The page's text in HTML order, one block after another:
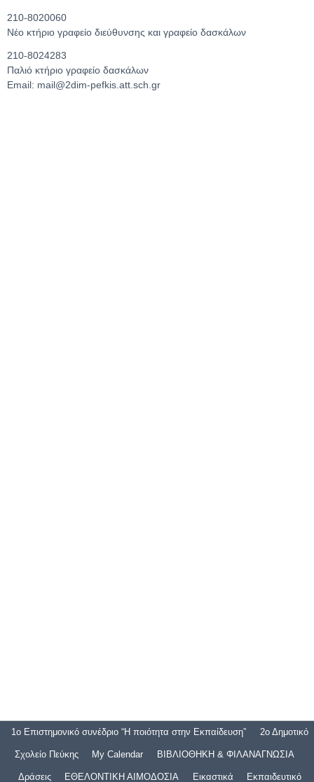
210-8020060
Νέο κτήριο γραφείο διεύθυνσης και γραφείο δασκάλων
210-8024283
Παλιό κτήριο γραφείο δασκάλων
Email: mail@2dim-pefkis.att.sch.gr
1ο Επιστημονικό συνέδριο “Η ποιότητα στην Εκπαίδευση” 2ο Δημοτικό
Σχολείο Πεύκης My Calendar ΒΙΒΛΙΟΘΗΚΗ & ΦΙΛΑΝΑΓΝΩΣΙΑ
Δράσεις ΕΘΕΛΟΝΤΙΚΗ ΑΙΜΟΔΟΣΙΑ Εικαστικά Εκπαιδευτικό